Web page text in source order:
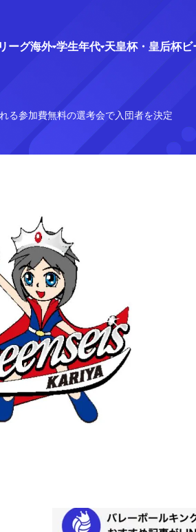
ーグ海外 学生年代 天皇杯・皇后杯ビ
る参加費無料の選考会で入団者を決定